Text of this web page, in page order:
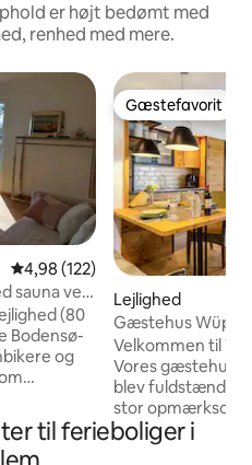
er højt bedømt med
renhed med mere.
4,98 ud af 5 i gennemsnitlig
4,98 (122)
sauna ved
(80
Bodensø-
og
nærhed.
See og
Gæstefavorit
Gæstefavorit
Lejlighed
Gæstehus
Velkommen til
Vores gæstehus
blev fuldstændig
stor
finder os på en
beliggenhed,
til ferieboliger i